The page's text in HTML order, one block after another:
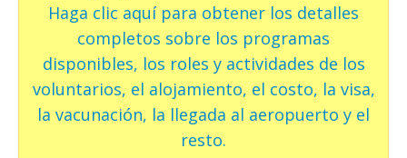
Haga clic aquí para obtener los detalles
completos sobre los programas
disponibles, los roles y actividades de los
voluntarios, el alojamiento, el costo, la visa,
la vacunación, la llegada al aeropuerto y el
resto.